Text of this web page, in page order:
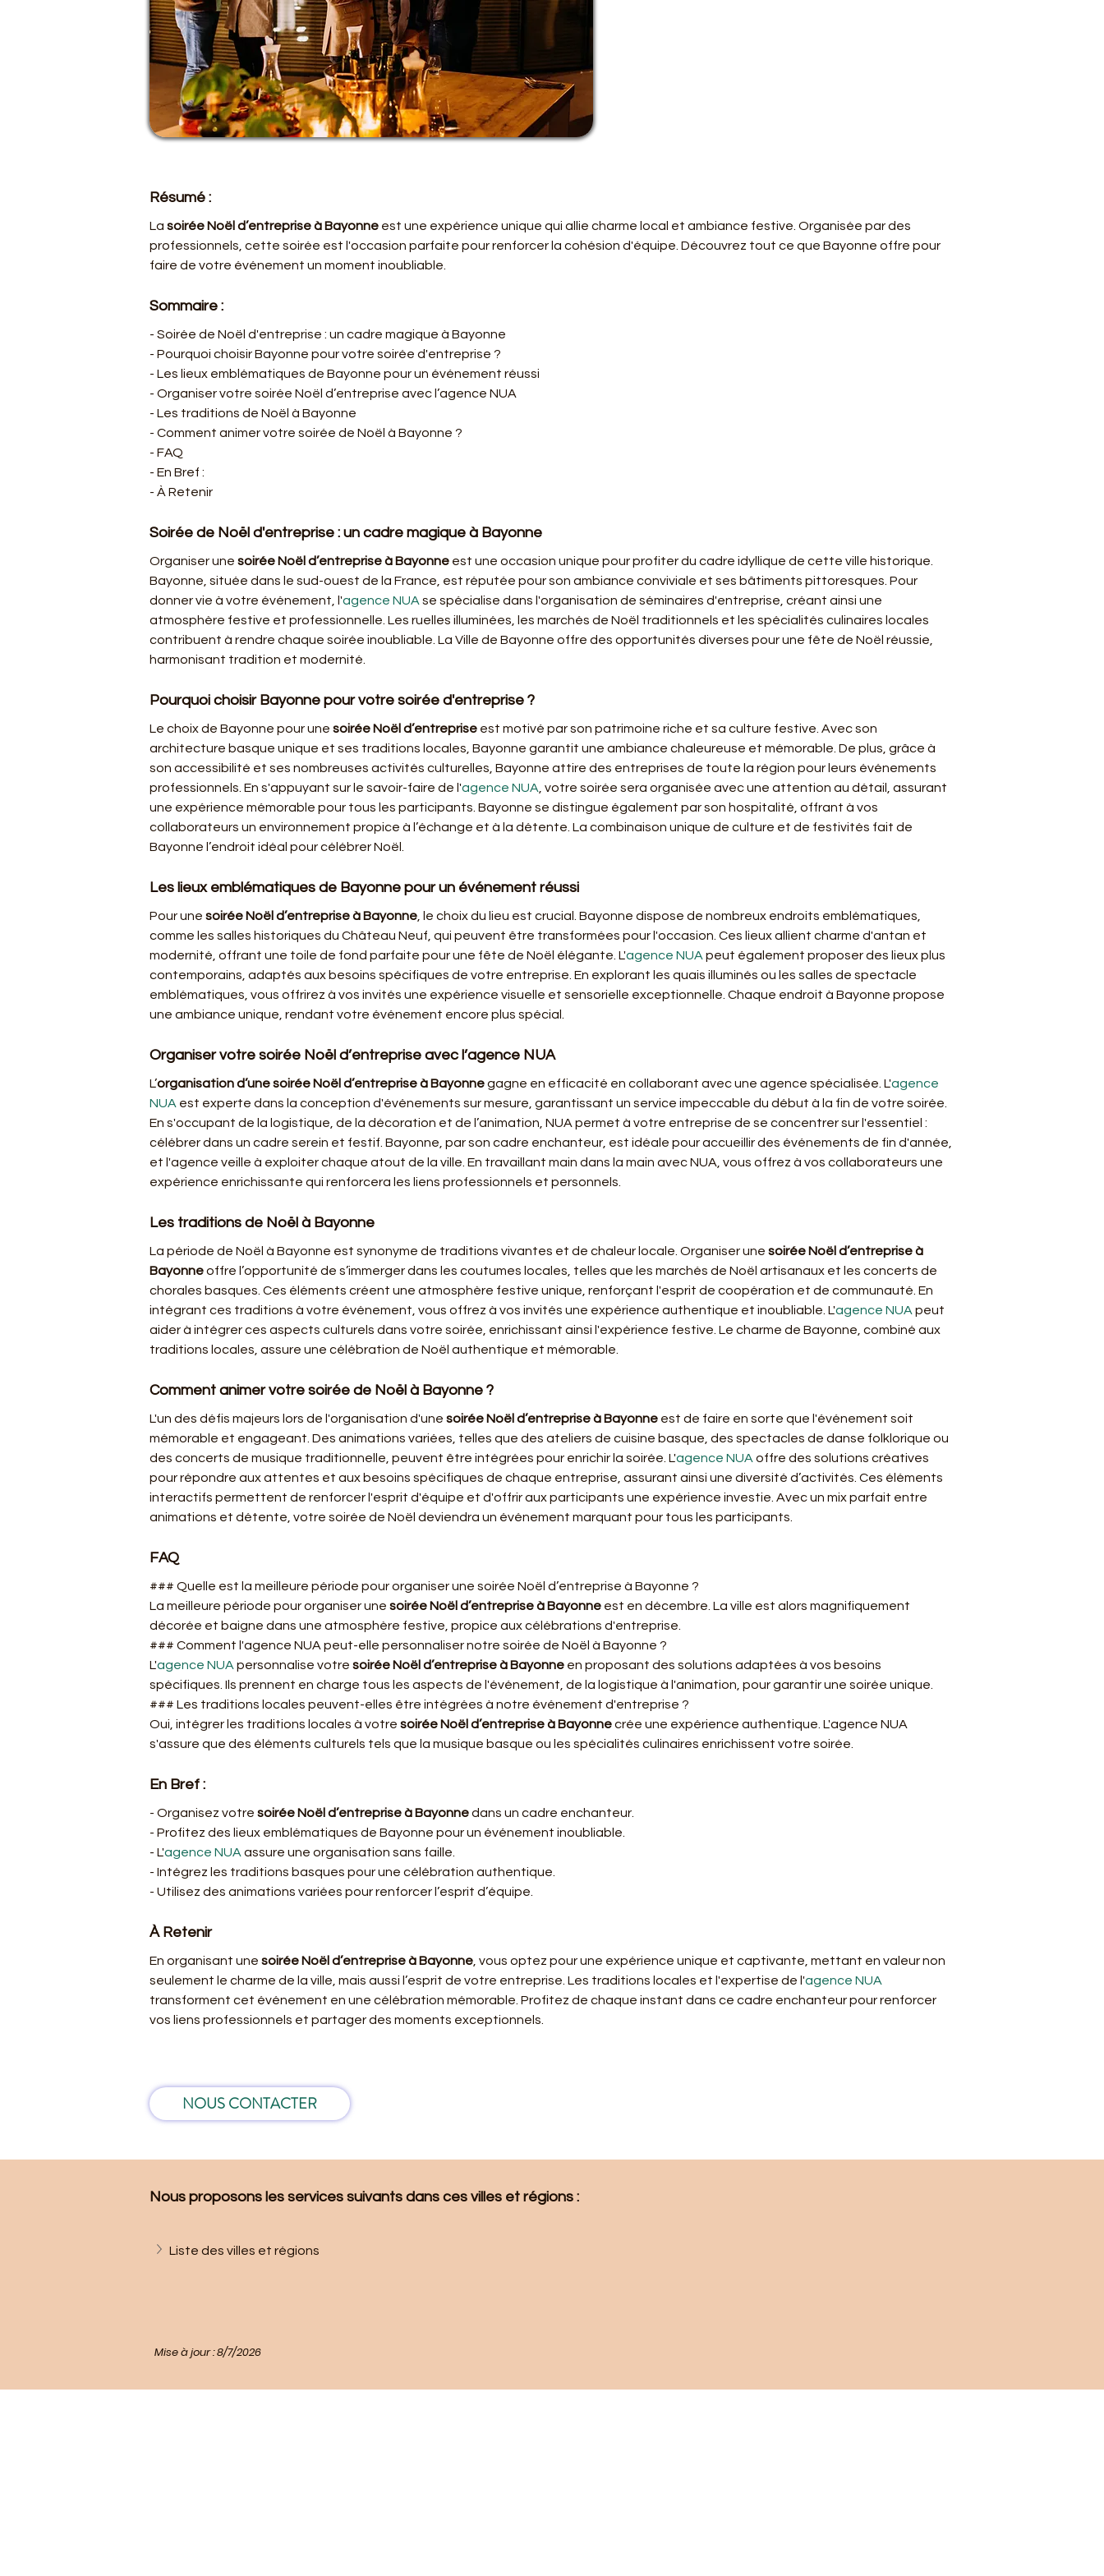
Résumé :
La soirée Noël d’entreprise à Bayonne est une expérience unique qui allie charme local et ambiance festive. Organisée par des
professionnels, cette soirée est l'occasion parfaite pour renforcer la cohésion d'équipe. Découvrez tout ce que Bayonne offre pour
faire de votre événement un moment inoubliable.
Sommaire :
- Soirée de Noël d'entreprise : un cadre magique à Bayonne
- Pourquoi choisir Bayonne pour votre soirée d'entreprise ?
- Les lieux emblématiques de Bayonne pour un événement réussi
- Organiser votre soirée Noël d’entreprise avec l’agence NUA
- Les traditions de Noël à Bayonne
- Comment animer votre soirée de Noël à Bayonne ?
- FAQ
- En Bref :
- À Retenir
Soirée de Noël d'entreprise : un cadre magique à Bayonne
Organiser une soirée Noël d’entreprise à Bayonne est une occasion unique pour profiter du cadre idyllique de cette ville historique.
Bayonne, située dans le sud-ouest de la France, est réputée pour son ambiance conviviale et ses bâtiments pittoresques. Pour
donner vie à votre événement, l'agence NUA se spécialise dans l'organisation de séminaires d'entreprise, créant ainsi une
atmosphère festive et professionnelle. Les ruelles illuminées, les marchés de Noël traditionnels et les spécialités culinaires locales
contribuent à rendre chaque soirée inoubliable. La Ville de Bayonne offre des opportunités diverses pour une fête de Noël réussie,
harmonisant tradition et modernité.
Pourquoi choisir Bayonne pour votre soirée d'entreprise ?
Le choix de Bayonne pour une soirée Noël d’entreprise est motivé par son patrimoine riche et sa culture festive. Avec son
architecture basque unique et ses traditions locales, Bayonne garantit une ambiance chaleureuse et mémorable. De plus, grâce à
son accessibilité et ses nombreuses activités culturelles, Bayonne attire des entreprises de toute la région pour leurs événements
professionnels. En s'appuyant sur le savoir-faire de l'agence NUA , votre soirée sera organisée avec une attention au détail, assurant
une expérience mémorable pour tous les participants. Bayonne se distingue également par son hospitalité, offrant à vos
collaborateurs un environnement propice à l’échange et à la détente. La combinaison unique de culture et de festivités fait de
Bayonne l’endroit idéal pour célébrer Noël.
Les lieux emblématiques de Bayonne pour un événement réussi
Pour une soirée Noël d’entreprise à Bayonne , le choix du lieu est crucial. Bayonne dispose de nombreux endroits emblématiques,
comme les salles historiques du Château Neuf, qui peuvent être transformées pour l'occasion. Ces lieux allient charme d'antan et
modernité, offrant une toile de fond parfaite pour une fête de Noël élégante. L'agence NUA peut également proposer des lieux plus
contemporains, adaptés aux besoins spécifiques de votre entreprise. En explorant les quais illuminés ou les salles de spectacle
emblématiques, vous offrirez à vos invités une expérience visuelle et sensorielle exceptionnelle. Chaque endroit à Bayonne propose
une ambiance unique, rendant votre événement encore plus spécial.
Organiser votre soirée Noël d’entreprise avec l’agence NUA
L’organisation d’une soirée Noël d’entreprise à Bayonne gagne en efficacité en collaborant avec une agence spécialisée. L'agence
NUA est experte dans la conception d'événements sur mesure, garantissant un service impeccable du début à la fin de votre soirée.
En s'occupant de la logistique, de la décoration et de l’animation, NUA permet à votre entreprise de se concentrer sur l'essentiel :
célébrer dans un cadre serein et festif. Bayonne, par son cadre enchanteur, est idéale pour accueillir des événements de fin d'année,
et l'agence veille à exploiter chaque atout de la ville. En travaillant main dans la main avec NUA, vous offrez à vos collaborateurs une
expérience enrichissante qui renforcera les liens professionnels et personnels.
Les traditions de Noël à Bayonne
La période de Noël à Bayonne est synonyme de traditions vivantes et de chaleur locale. Organiser une soirée Noël d’entreprise à
Bayonne offre l’opportunité de s’immerger dans les coutumes locales, telles que les marchés de Noël artisanaux et les concerts de
chorales basques. Ces éléments créent une atmosphère festive unique, renforçant l'esprit de coopération et de communauté. En
intégrant ces traditions à votre événement, vous offrez à vos invités une expérience authentique et inoubliable. L'agence NUA peut
aider à intégrer ces aspects culturels dans votre soirée, enrichissant ainsi l'expérience festive. Le charme de Bayonne, combiné aux
traditions locales, assure une célébration de Noël authentique et mémorable.
Comment animer votre soirée de Noël à Bayonne ?
L'un des défis majeurs lors de l'organisation d'une soirée Noël d’entreprise à Bayonne est de faire en sorte que l'événement soit
mémorable et engageant. Des animations variées, telles que des ateliers de cuisine basque, des spectacles de danse folklorique ou
des concerts de musique traditionnelle, peuvent être intégrées pour enrichir la soirée. L'agence NUA offre des solutions créatives
pour répondre aux attentes et aux besoins spécifiques de chaque entreprise, assurant ainsi une diversité d’activités. Ces éléments
interactifs permettent de renforcer l'esprit d'équipe et d'offrir aux participants une expérience investie. Avec un mix parfait entre
animations et détente, votre soirée de Noël deviendra un événement marquant pour tous les participants.
FAQ
### Quelle est la meilleure période pour organiser une soirée Noël d’entreprise à Bayonne ?
La meilleure période pour organiser une soirée Noël d’entreprise à Bayonne est en décembre. La ville est alors magnifiquement
décorée et baigne dans une atmosphère festive, propice aux célébrations d'entreprise.
### Comment l'agence NUA peut-elle personnaliser notre soirée de Noël à Bayonne ?
L'agence NUA personnalise votre soirée Noël d’entreprise à Bayonne en proposant des solutions adaptées à vos besoins
spécifiques. Ils prennent en charge tous les aspects de l'événement, de la logistique à l'animation, pour garantir une soirée unique.
### Les traditions locales peuvent-elles être intégrées à notre événement d'entreprise ?
Oui, intégrer les traditions locales à votre soirée Noël d’entreprise à Bayonne crée une expérience authentique. L'agence NUA
s'assure que des éléments culturels tels que la musique basque ou les spécialités culinaires enrichissent votre soirée.
En Bref :
- Organisez votre soirée Noël d’entreprise à Bayonne dans un cadre enchanteur.
- Profitez des lieux emblématiques de Bayonne pour un événement inoubliable.
- L'agence NUA assure une organisation sans faille.
- Intégrez les traditions basques pour une célébration authentique.
- Utilisez des animations variées pour renforcer l’esprit d’équipe.
À Retenir
En organisant une soirée Noël d’entreprise à Bayonne , vous optez pour une expérience unique et captivante, mettant en valeur non
seulement le charme de la ville, mais aussi l’esprit de votre entreprise. Les traditions locales et l'expertise de l'agence NUA
transforment cet événement en une célébration mémorable. Profitez de chaque instant dans ce cadre enchanteur pour renforcer
vos liens professionnels et partager des moments exceptionnels.
NOUS CONTACTER
Nous proposons les services suivants dans ces villes et régions :
Liste des villes et régions
Mise à jour : 8/7/2026